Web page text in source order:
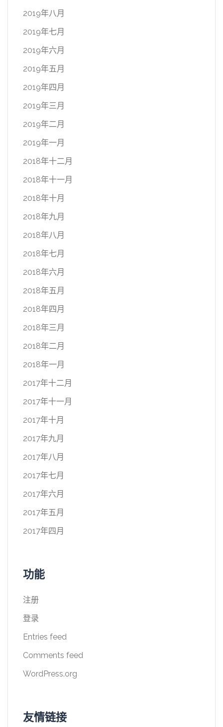
2019年八月
2019年七月
2019年六月
2019年五月
2019年四月
2019年三月
2019年二月
2019年一月
2018年十二月
2018年十一月
2018年十月
2018年九月
2018年八月
2018年七月
2018年六月
2018年五月
2018年四月
2018年三月
2018年二月
2018年一月
2017年十二月
2017年十一月
2017年十月
2017年九月
2017年八月
2017年七月
2017年六月
2017年五月
2017年四月
功能
注册
登录
Entries feed
Comments feed
WordPress.org
友情链接